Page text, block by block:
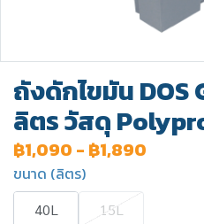
ถังดักไขมัน DOS
ลิตร วัสดุ
฿1,090 - ฿1,890
ขนาด (ลิตร)
40L 15L